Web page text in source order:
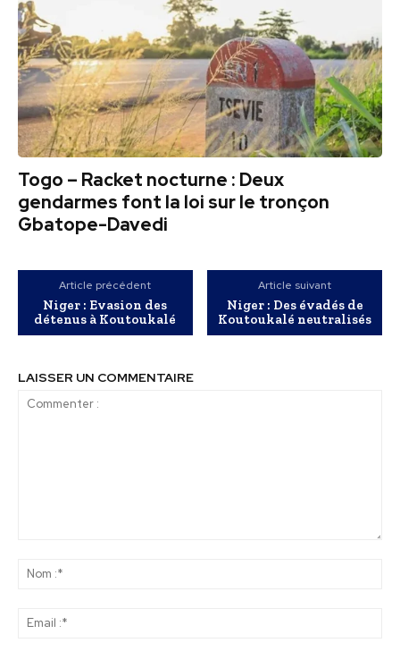
Togo – Racket nocturne : Deux
gendarmes font la loi sur le tronçon
Gbatope-Davedi
Article précédent
Niger : Evasion des
détenus à Koutoukalé
Article suivant
Niger : Des évadés de
Koutoukalé neutralisés
LAISSER UN COMMENTAIRE